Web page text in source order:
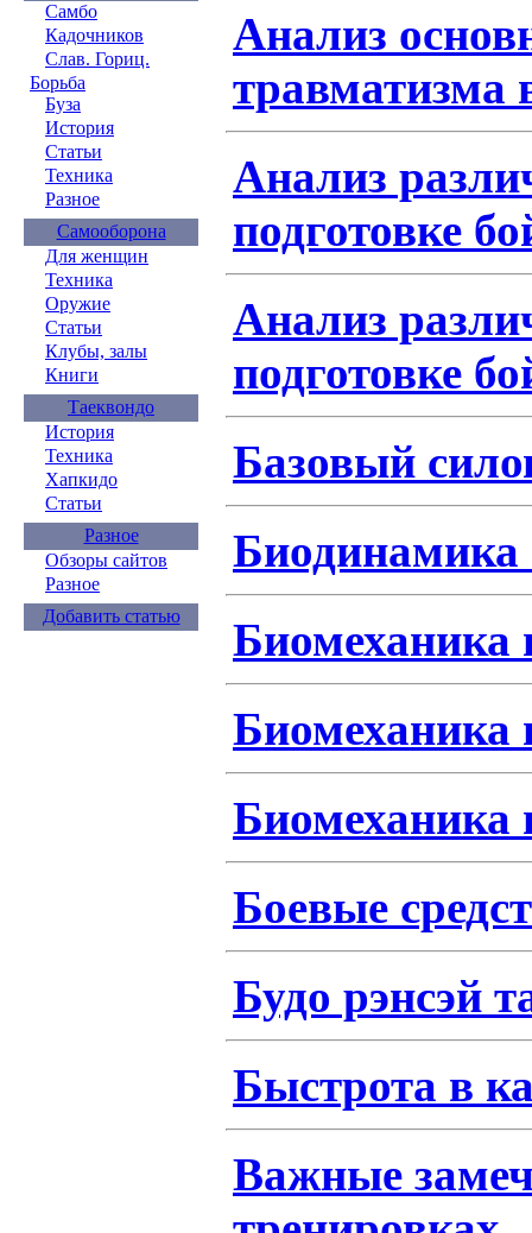
Самбо
Кадочников
Слав. Гориц.
Борьба
Буза
История
Статьи
Техника
Разное
Самооборона
Для женщин
Техника
Оружие
Статьи
Клубы, залы
Книги
Таеквондо
История
Техника
Хапкидо
Статьи
Разное
Обзоры сайтов
Разное
Добавить статью
Анализ
травматизма
Анализ
подготовке
Анализ
подготовке
Базовый
Биодинамика
Биомеханика
Биомеханика
Биомеханика
Боевые
Будо рэнсэй
Быстрота в
Важные